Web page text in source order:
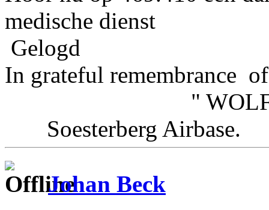
medische dienst
Gelogd
In grateful remembrance
"
Soesterberg
Johan Beck